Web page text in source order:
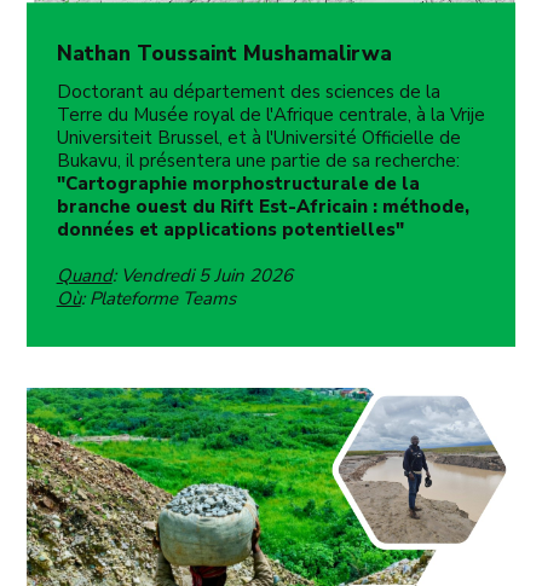
Nathan Toussaint Mushamalirwa
Doctorant au département des sciences de la
Terre du Musée royal de l'Afrique centrale, à la Vrije
Universiteit Brussel, et à l'Université Officielle de
Bukavu, il présentera une partie de sa recherche:
"Cartographie morphostructurale de la
branche ouest du Rift Est-Africain : méthode,
données et applications potentielles"
Quand: Vendredi 5 Juin 2026
Où: Plateforme Teams